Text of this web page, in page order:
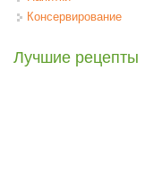
Консервирование
Лучшие рецепты